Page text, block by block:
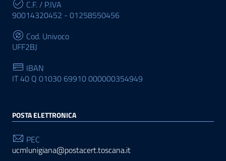
C.F. / P.IVA
90014320452 - 01258550456
Cod. Univoco
UFF2BJ
IBAN
IT 40 Q 01030 69910 000000354949
POSTA ELETTRONICA
PEC
ucmlunigiana@postacert.toscana.it